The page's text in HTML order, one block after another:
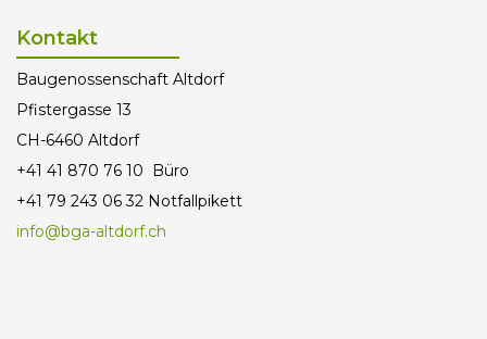
Kontakt
Baugenossenschaft Altdorf
Pfistergasse 13
CH-6460 Altdorf
+41 41 870 76 10 Büro
+41 79 243 06 32 Notfallpikett
info@bga-altdorf.ch